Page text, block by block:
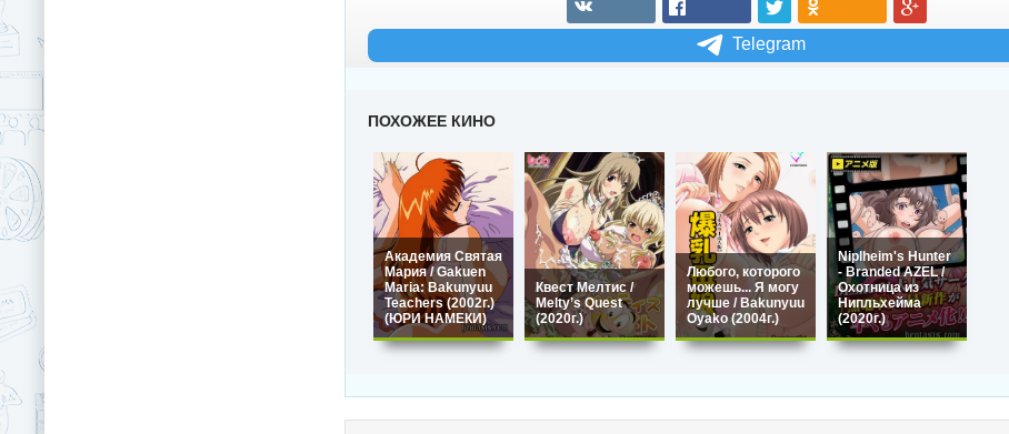
Telegram
ПОХОЖЕЕ КИНО
Академия Святая
Мария / Gakuen
Maria: Bakunyuu
Teachers (2002г.)
(ЮРИ НАМЕКИ)
Квест Мелтис /
Melty’s Quest
(2020г.)
Любого, которого
можешь... Я могу
лучше / Bakunyuu
Oyako (2004г.)
Niplheim's Hunter
- Branded AZEL /
Охотница из
Нипльхейма
(2020г.)